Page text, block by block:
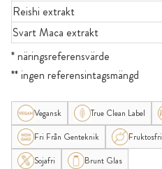
Reishi extrakt
Svart Maca extrakt
* näringsreferensvärde
** ingen referensintagsmängd
Vegansk True Clean Label
Fri Från Genteknik
Fruktosfri
Sojafri
Brunt Glas